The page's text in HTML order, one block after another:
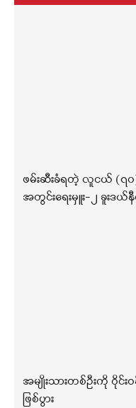
ဖမ်းဆီးခံရတဲ့ လူငယ် (၇၀
အတွင်းရေးမှူး-၂ ခူးဒ
အမျိုးသားတစ်ဦးကို ဝိုင်း
ဖြစ်ပွား